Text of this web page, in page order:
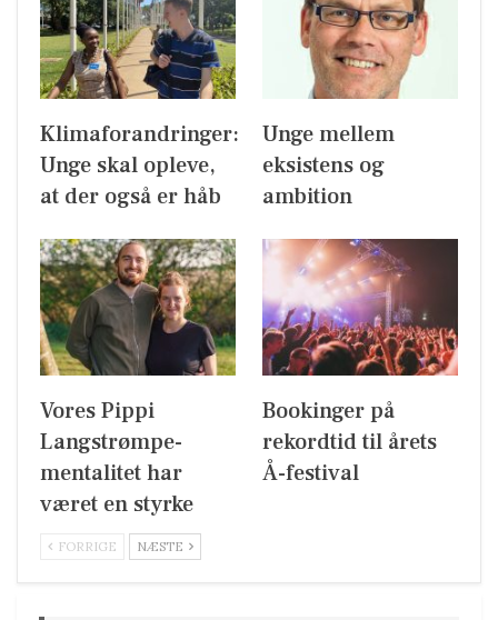
Klimaforandringer:
Unge skal opleve,
at der også er håb
Unge mellem
eksistens og
ambition
Vores Pippi
Langstrømpe-
mentalitet har
været en styrke
Bookinger på
rekordtid til årets
Å-festival
FORRIGE NÆSTE